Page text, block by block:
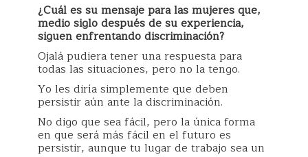
¿Cuál es su mensaje para las mujeres que,
medio siglo después de su experiencia,
siguen enfrentando discriminación?
Ojalá pudiera tener una respuesta para
todas las situaciones, pero no la tengo.
Yo les diría simplemente que deben
persistir aún ante la discriminación.
No digo que sea fácil, pero la única forma
en que será más fácil en el futuro es
persistir, aunque tu lugar de trabajo sea un